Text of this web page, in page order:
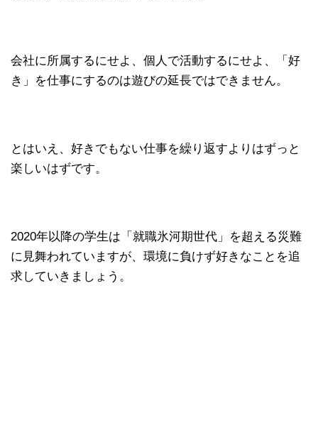
会社に所属するにせよ、個人で活動するにせよ、「好
き」を仕事にするのは遊びの延長ではできません。
とはいえ、好きでもない仕事を繰り返すよりはずっと
楽しいはずです。
2020年以降の学生は「就職氷河期世代」を超える災難
に見舞われていますが、環境に負けず好きなことを追
求していきましょう。